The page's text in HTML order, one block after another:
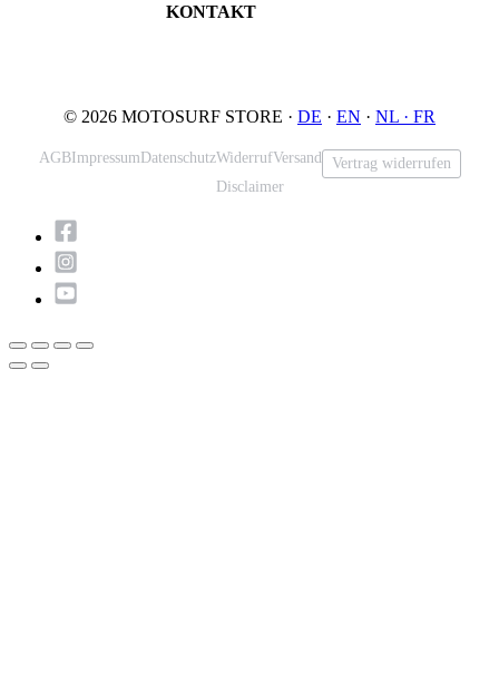
KONTAKT
© 2026 MOTOSURF STORE · DE · EN · NL · FR
AGBImpressum DatenschutzWiderrufVersand
Vertrag widerrufen
Disclaimer
Nach
oben